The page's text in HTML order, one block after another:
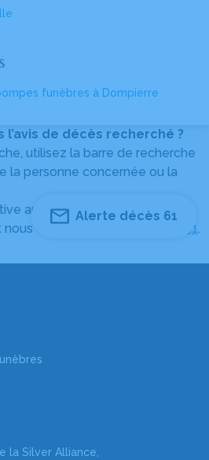
funèbres à Dompierre
l’avis de décès recherché ?
utilisez la barre de recherche
la personne concernée ou la
au fonctionnement du site,
contacter au
04 82 53 51 51.
Alerte décès 61
la Silver Alliance,